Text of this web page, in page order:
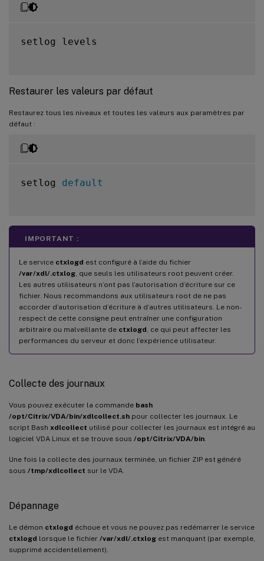
setlog levels
Restaurer les valeurs par défaut
Restaurez tous les niveaux et toutes les valeurs aux paramètres par
défaut :
setlog default
IMPORTANT :
Le service ctxlogd est configuré à l’aide du fichier
/var/xdl/.ctxlog , que seuls les utilisateurs root peuvent créer.
Les autres utilisateurs n’ont pas l’autorisation d’écriture sur ce
fichier. Nous recommandons aux utilisateurs root de ne pas
accorder d’autorisation d’écriture à d’autres utilisateurs. Le non-
respect de cette consigne peut entraîner une configuration
arbitraire ou malveillante de ctxlogd , ce qui peut affecter les
performances du serveur et donc l’expérience utilisateur.
Collecte des journaux
Vous pouvez exécuter la commande bash
/opt/Citrix/VDA/bin/xdlcollect.sh pour collecter les journaux. Le
script Bash xdlcollect utilisé pour collecter les journaux est intégré au
logiciel VDA Linux et se trouve sous /opt/Citrix/VDA/bin
Une fois la collecte des journaux terminée, un fichier ZIP est généré
sous /tmp/xdlcollect sur le VDA.
Dépannage
Le démon ctxlogd échoue et vous ne pouvez pas redémarrer le service
ctxlogd lorsque le fichier /var/xdl/.ctxlog est manquant (par exemple,
supprimé accidentellement).